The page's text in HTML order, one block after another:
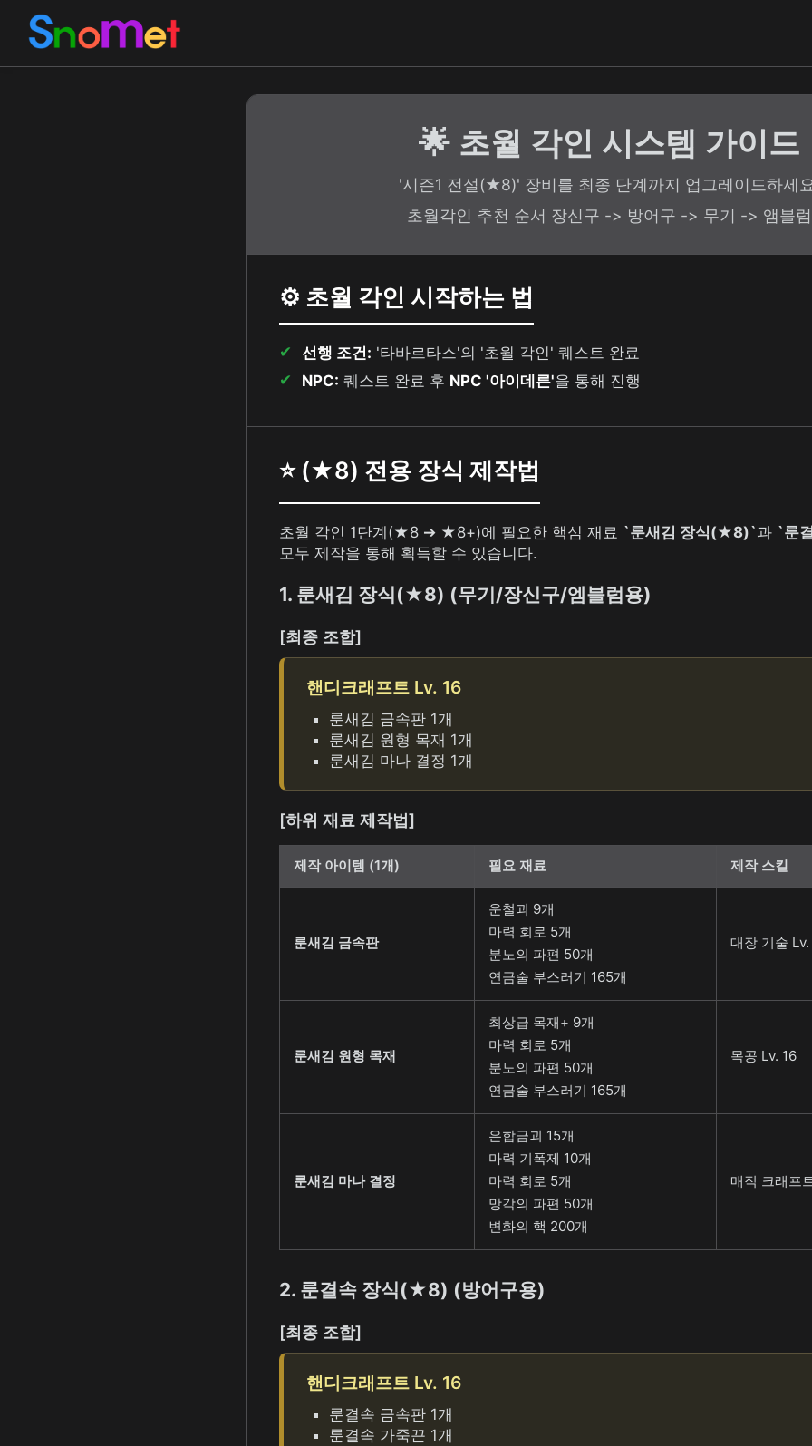
🌟 초월 각인 시스템 가이드
'시즌1 전설(★8)' 장비를 최종 단계까지 업그레이드하세
초월각인 추천 순서 장신구 -> 방어구 -> 무기 -> 앰블럼
⚙️ 초월 각인 시작하는 법
선행 조건: '타바르타스'의 '초월 각인' 퀘스트 완료
NPC: 퀘스트 완료 후 NPC '아이데른'을 통해 진행
⭐ (★8) 전용 장식 제작법
초월 각인 1단계(★8 ➔ ★8+)에 필요한 핵심 재료 `룬새김 장식(★8)`과 `룬
모두 제작을 통해 획득할 수 있습니다.
1. 룬새김 장식(★8) (무기/장신구/엠블럼용)
[최종 조합]
핸디크래프트 Lv. 16
룬새김 금속판 1개
룬새김 원형 목재 1개
룬새김 마나 결정 1개
[하위 재료 제작법]
제작 아이템 (1개) 필요 재료 제작 스킬
룬새김 금속판
운철괴 9개
마력 회로 5개
분노의 파편 50개
연금술 부스러기 165개
대장 기술 Lv.
룬새김 원형 목재
최상급 목재+ 9개
마력 회로 5개
분노의 파편 50개
연금술 부스러기 165개
목공 Lv. 16
룬새김 마나 결정
은합금괴 15개
마력 기폭제 10개
마력 회로 5개
망각의 파편 50개
변화의 핵 200개
매직 크래프
2. 룬결속 장식(★8) (방어구용)
[최종 조합]
핸디크래프트 Lv. 16
룬결속 금속판 1개
룬결속 가죽끈 1개